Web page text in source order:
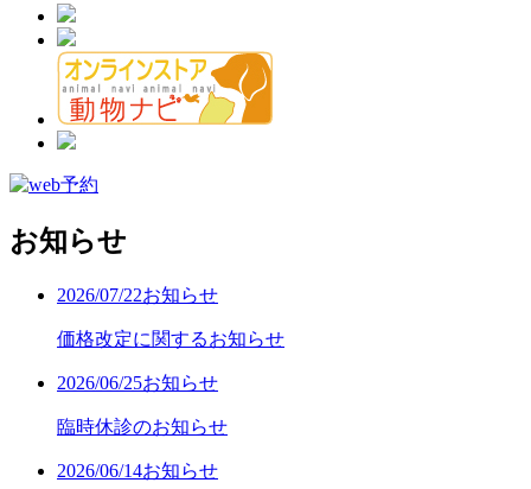
お知らせ
2026/07/22お知らせ
価格改定に関するお知らせ
2026/06/25お知らせ
臨時休診のお知らせ
2026/06/14お知らせ